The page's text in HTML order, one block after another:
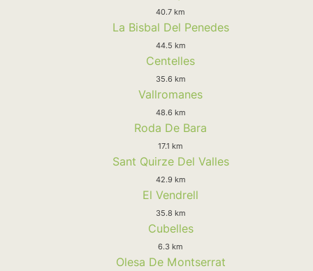
40.7 km
La Bisbal Del Penedes
44.5 km
Centelles
35.6 km
Vallromanes
48.6 km
Roda De Bara
17.1 km
Sant Quirze Del Valles
42.9 km
El Vendrell
35.8 km
Cubelles
6.3 km
Olesa De Montserrat